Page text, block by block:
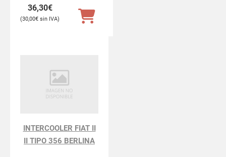
36,30€
30,00€
INTERCOOLER FIAT II
II TIPO 356 BERLINA